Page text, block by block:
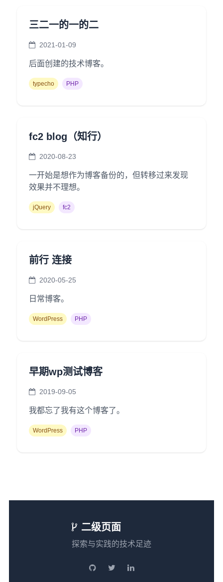
三二一的一的二
2021-01-09
后面创建的技术博客。
typecho PHP
fc2 blog（知行）
2020-08-23
一开始是想作为博客备份的，但转移过来发现
效果并不理想。
jQuery fc2
前行 连接
2020-05-25
日常博客。
WordPress PHP
早期wp测试博客
2019-09-05
我都忘了我有这个博客了。
WordPress PHP
二级页面
探索与实践的技术足迹